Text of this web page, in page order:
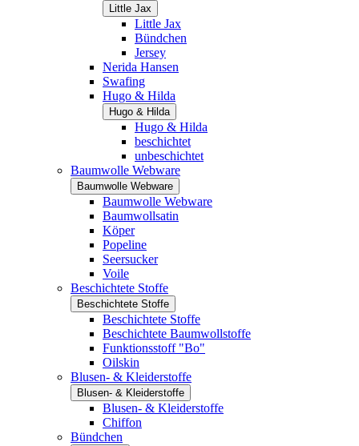
Little Jax
Little Jax
Bündchen
Jersey
Nerida Hansen
Swafing
Hugo & Hilda
Hugo & Hilda
Hugo & Hilda
beschichtet
unbeschichtet
Baumwolle Webware
Baumwolle Webware
Baumwolle Webware
Baumwollsatin
Köper
Popeline
Seersucker
Voile
Beschichtete Stoffe
Beschichtete Stoffe
Beschichtete Stoffe
Beschichtete Baumwollstoffe
Funktionsstoff "Bo"
Oilskin
Blusen- & Kleiderstoffe
Blusen- & Kleiderstoffe
Blusen- & Kleiderstoffe
Chiffon
Bündchen